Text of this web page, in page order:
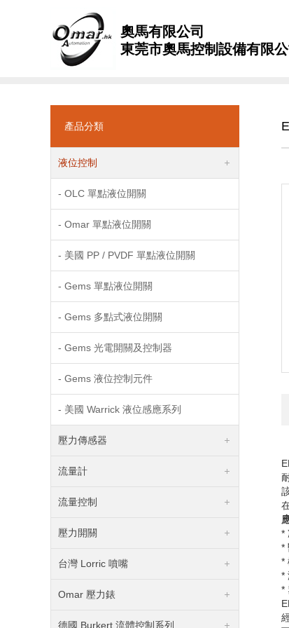
奧馬有限公司
東莞市奧馬控制設備有限公
產品分類
液位控制
- OLC 單點液位開關
- Omar 單點液位開關
- 美國 PP / PVDF 單點液位開關
- Gems 單點液位開關
- Gems 多點式液位開關
- Gems 光電開關及控制器
- Gems 液位控制元件
- 美國 Warrick 液位感應系列
壓力傳感器
流量計
流量控制
壓力開關
台灣 Lorric 噴嘴
Omar 壓力錶
德國 Burkert 流體控制系列
*
*
*
*
*